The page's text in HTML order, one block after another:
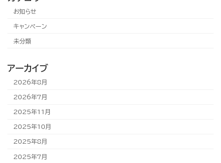
お知らせ
キャンペーン
未分類
アーカイブ
2026年8月
2026年7月
2025年11月
2025年10月
2025年8月
2025年7月